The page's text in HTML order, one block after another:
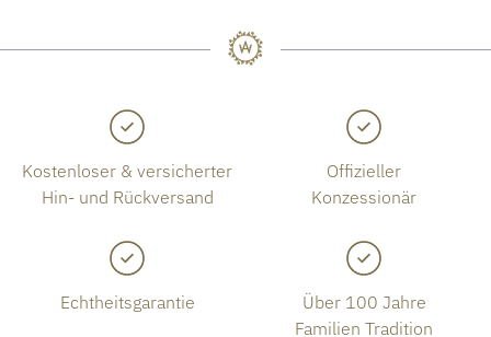
Kostenloser & versicherter
Hin- und Rückversand
Offizieller
Konzessionär
Echtheitsgarantie
Über 100 Jahre
Familien Tradition